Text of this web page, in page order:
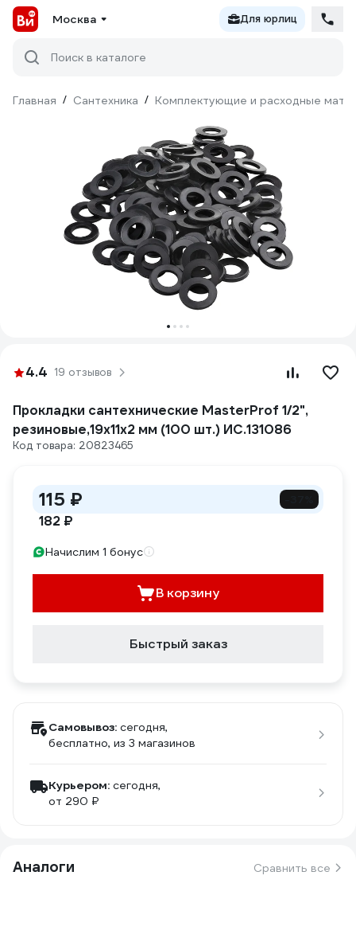
Москва Для юрлиц
Поиск в каталоге
Главная / Сантехника / Комплектующие и расходные
4.4 19 отзывов
Прокладки сантехнические MasterProf 1/2",
резиновые,19х11х2 мм (100 шт.) ИС.131086
Код товара: 20823465
115 ₽
182 ₽
Начислим 1 бонус
В корзину
Быстрый заказ
Самовывоз: сегодня,
бесплатно, из 3 магазинов
Курьером: сегодня,
от 290 ₽
Аналоги Сравнить все